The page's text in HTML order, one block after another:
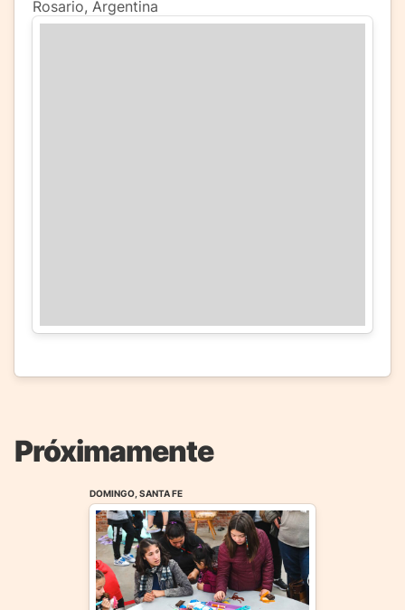
Rosario, Argentina
Próximamente
DOMINGO, SANTA FE